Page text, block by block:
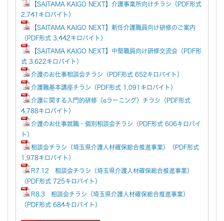
【SAITAMA KAIGO NEXT】介護事業所向けチラシ（PDF形式
2,741キロバイト）
【SAITAMA KAIGO NEXT】新任介護職員向け研修のご案内
（PDF形式 3,442キロバイト）
【SAITAMA KAIGO NEXT】中堅職員向け研修交流会（PDF形
式 3,622キロバイト）
介護のお仕事相談会チラシ（PDF形式 652キロバイト）
介護職基本講座チラシ（PDF形式 1,091キロバイト）
介護に関する入門的研修（eラーニング）チラシ（PDF形式
4,788キロバイト）
介護のお仕事就職・個別相談会チラシ（PDF形式 606キロバイ
ト）
相談会チラシ（埼玉県介護人材確保総合推進事業）（PDF形式
1,978キロバイト）
R7.12 相談会チラシ（埼玉県介護人材確保総合推進事業）
（PDF形式 725キロバイト）
R8.3 相談会チラシ（埼玉県介護人材確保総合推進事業）
（PDF形式 684キロバイト）